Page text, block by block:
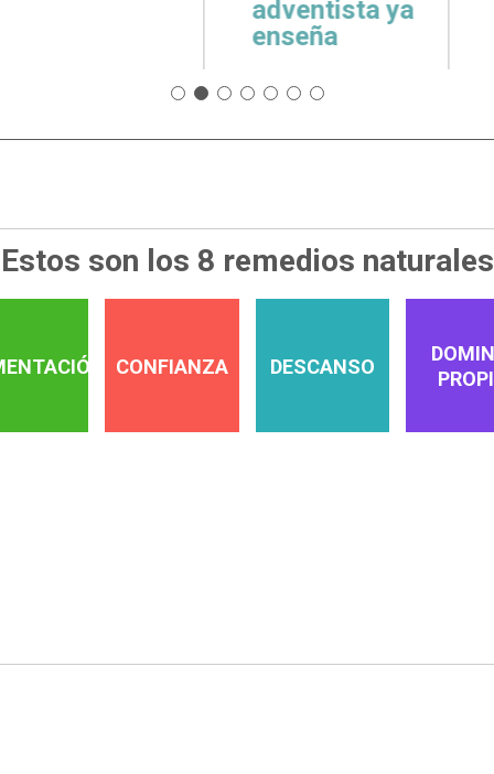
Estos son los 8 remedios naturales
CONFIANZA DESCANSO